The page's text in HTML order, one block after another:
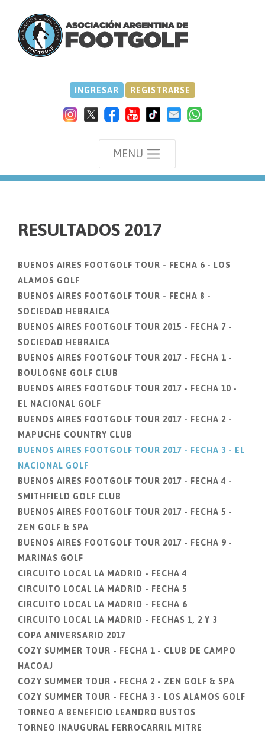
INGRESAR REGISTRARSE
MENU
RESULTADOS 2017
BUENOS AIRES FOOTGOLF TOUR - FECHA 6 - LOS
ALAMOS GOLF
BUENOS AIRES FOOTGOLF TOUR - FECHA 8 -
SOCIEDAD HEBRAICA
BUENOS AIRES FOOTGOLF TOUR 2015 - FECHA 7 -
SOCIEDAD HEBRAICA
BUENOS AIRES FOOTGOLF TOUR 2017 - FECHA 1 -
BOULOGNE GOLF CLUB
BUENOS AIRES FOOTGOLF TOUR 2017 - FECHA 10 -
EL NACIONAL GOLF
BUENOS AIRES FOOTGOLF TOUR 2017 - FECHA 2 -
MAPUCHE COUNTRY CLUB
BUENOS AIRES FOOTGOLF TOUR 2017 - FECHA 3 - EL
NACIONAL GOLF
BUENOS AIRES FOOTGOLF TOUR 2017 - FECHA 4 -
SMITHFIELD GOLF CLUB
BUENOS AIRES FOOTGOLF TOUR 2017 - FECHA 5 -
ZEN GOLF & SPA
BUENOS AIRES FOOTGOLF TOUR 2017 - FECHA 9 -
MARINAS GOLF
CIRCUITO LOCAL LA MADRID - FECHA 4
CIRCUITO LOCAL LA MADRID - FECHA 5
CIRCUITO LOCAL LA MADRID - FECHA 6
CIRCUITO LOCAL LA MADRID - FECHAS 1, 2 Y 3
COPA ANIVERSARIO 2017
COZY SUMMER TOUR - FECHA 1 - CLUB DE CAMPO
HACOAJ
COZY SUMMER TOUR - FECHA 2 - ZEN GOLF & SPA
COZY SUMMER TOUR - FECHA 3 - LOS ALAMOS GOLF
TORNEO A BENEFICIO LEANDRO BUSTOS
TORNEO INAUGURAL FERROCARRIL MITRE